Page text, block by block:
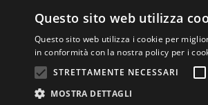
dell'Abbigliamento
Questo sito web utilizza
Questo sito web utilizza i cookie per
in conformità con la nostra policy per i
STRETTAMENTE NECESSARI
MOSTRA DETTAGLI